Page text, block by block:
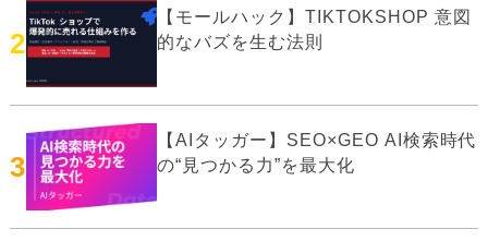
2
【モールハック】TIKTOKSHOP 意図
的なバズを生む法則
3
【AIタッガー】SEO×GEO AI検索時代
の“見つかる力”を最大化